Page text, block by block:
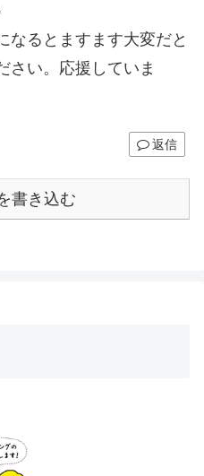
なるとますます大変だと
さい。応援していま
返信
書き込む